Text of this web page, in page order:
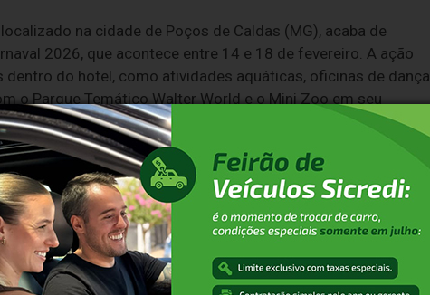
localizado na cidade de Poços de Caldas (MG), acaba de
2026, que acontece entre 14 e 18 de fevereiro. A ação
do hotel, como atividades aquáticas, oficinas de dança
o Parque Temático Walter World e o Mini Zoo em seu
que visa reforçar algo que já faz parte do DNA do
transformar o Carnaval em uma experiência de convivência
do começo ao fim da estadia.
a ser ‘criar conexão’ entre hóspedes, equipe e ambiente",
que integra o Thermas All Inclusive Resort Poços de